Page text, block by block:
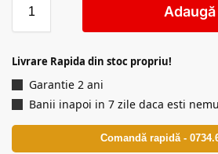
Livrare Rapida din stoc propriu!
Garantie 2 ani
Banii inapoi in 7 zile daca esti
Comandă rapidă -